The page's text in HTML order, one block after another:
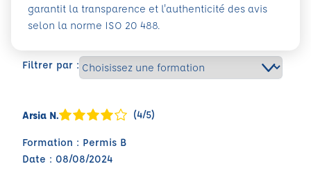
Filtrer par :
Arsia N. (4/5)
Formation : Permis B
Date : 08/08/2024
garantit la transparence et l'authenticité des avis
selon la norme ISO 20 488.